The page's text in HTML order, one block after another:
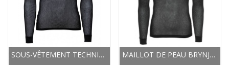
SOUS-VÊTEMENT TECHNIQUE - BRYNJE MÉRAKLON SUPER... MAILLOT DE PEAU BRYNJE MÉRAKLON SUPER THERMO...